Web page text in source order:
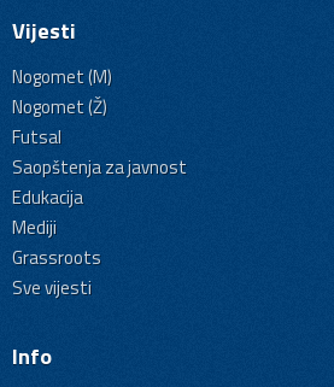
Vijesti
Nogomet (M)
Nogomet (Ž)
Futsal
Saopštenja za javnost
Edukacija
Mediji
Grassroots
Sve vijesti
Info